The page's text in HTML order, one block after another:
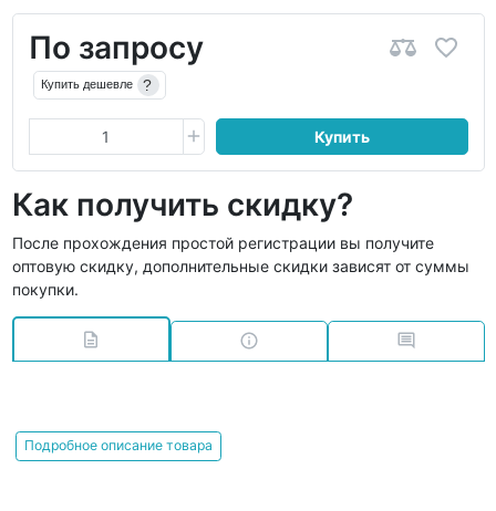
По запросу
Купить дешевле ?
Купить
Как получить скидку?
После прохождения простой регистрации вы получите
оптовую скидку, дополнительные скидки зависят от суммы
покупки.
Подробное описание товара